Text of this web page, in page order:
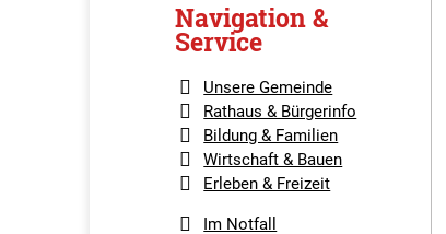
Navigation &
Service
Unsere Gemeinde
Rathaus & Bürgerinfo
Bildung & Familien
Wirtschaft & Bauen
Erleben & Freizeit
Im Notfall